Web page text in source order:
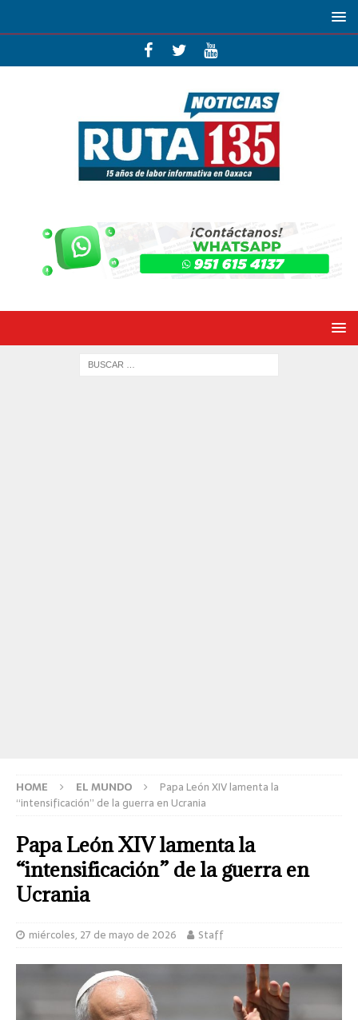
HOME EL MUNDO
Papa León XIV lamenta la
“intensificación” de la guerra en Ucrania
Papa León XIV lamenta la
“intensificación” de la guerra en
Ucrania
miércoles, 27 de mayo de 2026 Staff